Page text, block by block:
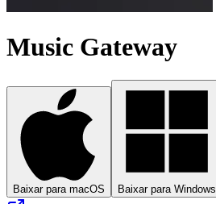
Music Gateway
Baixar para macOS Baixar para Windows